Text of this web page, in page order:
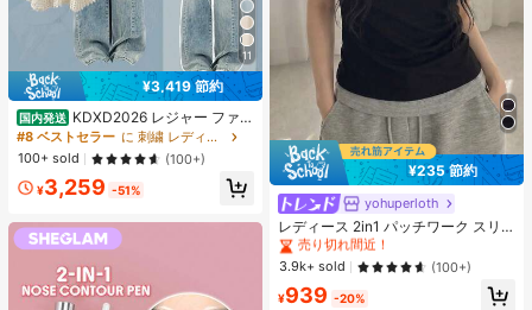
11
¥3,419 節約
国内発送 KDXD2026 レジャー ファッ
ション ロングサイズ 夏服 女性 ワイ
ルドスタイル ボア付きトップス ワイ
ルドスタイル ロングスカート 3点セ
ット UVカット 軽量 通気性 袖付き
ヒップカバー効果 通気性抜群 サイズ
#8 ベストセラー
に 刺繍 レディースコーデ
100+ sold
(100+)
¥3,259 -51%
¥235 節約
yohuperloth
レディース 2in1 パッチワーク スリ
ムフィット 多用途 カジュアル 半袖T
シャツ ブラック 夏用
#4 ベストセラー
に プレーン 無地のカジュアルTシャツ
売り切れ間近！
#4 ベストセラー
に プレーン 無地のカジュアルTシャツ
売り切れ間近！
#4 ベストセラー
に プレーン 無地のカジュアルTシャツ
売り切れ間近！
#4 ベストセラー
売り切れ間近！
3.9k+ sold (100+)
¥939 -20%